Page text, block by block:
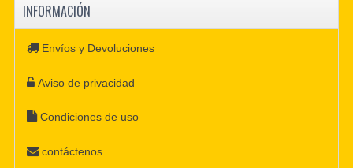
INFORMACIÓN
Envíos y Devoluciones
Aviso de privacidad
Condiciones de uso
contáctenos